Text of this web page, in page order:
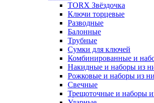
TORX Звёздочка
Ключи торцевые
Разводные
Балонные
Трубные
Сумки для ключей
Комбинированные и
Накидные и наборы из
Рожковые и наборы из
Свечные
Трещоточные и наборы